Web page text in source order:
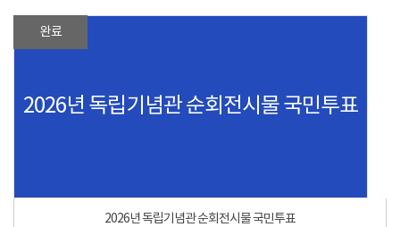
완료
2026년 독립기념관 순회전시물 국민투표
2026년 독립기념관 순회전시물 국민투표